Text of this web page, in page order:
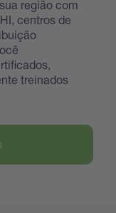
região com
centros de
treinados